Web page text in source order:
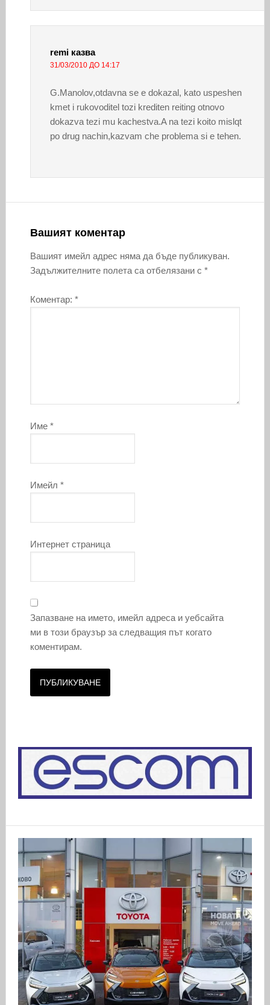
remi казва
31/03/2010 ДО 14:17
G.Manolov,otdavna se e dokazal, kato uspeshen
kmet i rukovoditel tozi krediten reiting otnovo
dokazva tezi mu kachestva.A na tezi koito mislqt
po drug nachin,kazvam che problema si e tehen.
Вашият коментар
Вашият имейл адрес няма да бъде публикуван.
Задължителните полета са отбелязани с *
Коментар: *
Име *
Имейл *
Интернет страница
Запазване на името, имейл адреса и уебсайта
ми в този браузър за следващия път когато
коментирам.